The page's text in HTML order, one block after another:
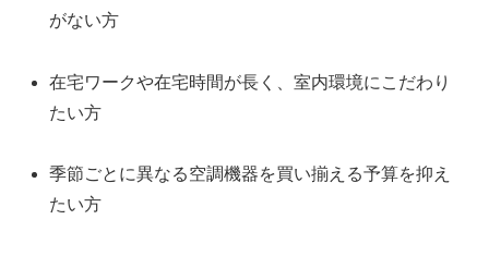
がない方
在宅ワークや在宅時間が長く、室内環境にこだわり
たい方
季節ごとに異なる空調機器を買い揃える予算を抑え
たい方